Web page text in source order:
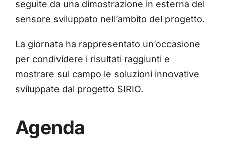
seguite da una dimostrazione in esterna del
sensore sviluppato nell’ambito del progetto.
La giornata ha rappresentato un’occasione
per condividere i risultati raggiunti e
mostrare sul campo le soluzioni innovative
sviluppate dal progetto SIRIO.
Agenda